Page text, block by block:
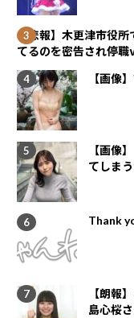
【悲報】木更津市役所
てるのを密告され停職
【画像
【画像
てしま
Thank
【朗報
島心桜